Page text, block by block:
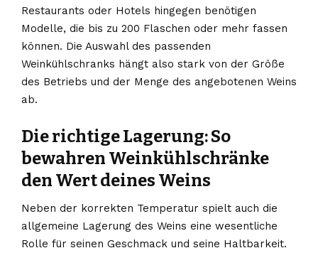
Restaurants oder Hotels hingegen benötigen
Modelle, die bis zu 200 Flaschen oder mehr fassen
können. Die Auswahl des passenden
Weinkühlschranks hängt also stark von der Größe
des Betriebs und der Menge des angebotenen Weins
ab.
Die richtige Lagerung: So
bewahren Weinkühlschränke
den Wert deines Weins
Neben der korrekten Temperatur spielt auch die
allgemeine Lagerung des Weins eine wesentliche
Rolle für seinen Geschmack und seine Haltbarkeit.